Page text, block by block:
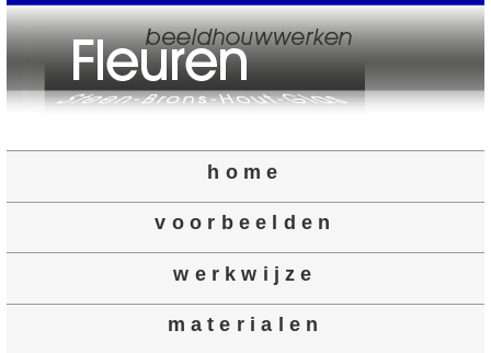
home
voorbeelden
werkwijze
materialen